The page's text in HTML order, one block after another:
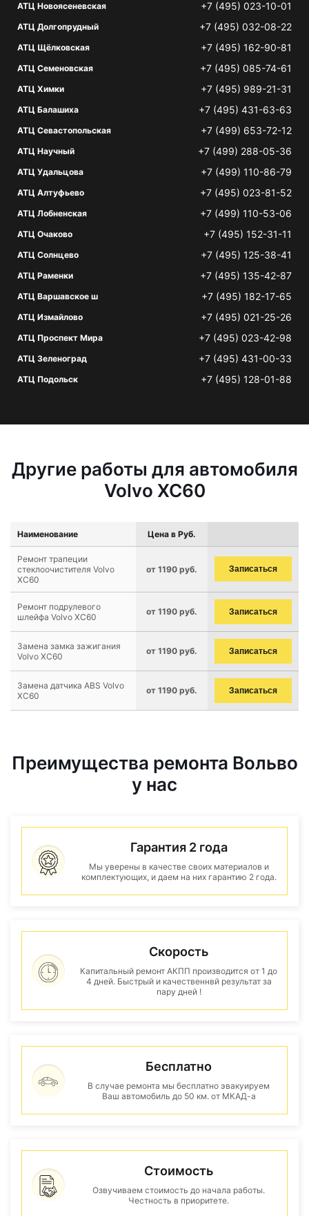
АТЦ Новоясеневская +7 (495) 023-10-01
АТЦ Долгопрудный +7 (495) 032-08-22
АТЦ Щёлковская +7 (495) 162-90-81
АТЦ Семеновская +7 (495) 085-74-61
АТЦ Химки +7 (495) 989-21-31
АТЦ Балашиха +7 (495) 431-63-63
АТЦ Севастопольская +7 (499) 653-72-12
АТЦ Научный +7 (499) 288-05-36
АТЦ Удальцова +7 (499) 110-86-79
АТЦ Алтуфьево +7 (495) 023-81-52
АТЦ Лобненская +7 (499) 110-53-06
АТЦ Очаково +7 (495) 152-31-11
АТЦ Солнцево +7 (495) 125-38-41
АТЦ Раменки +7 (495) 135-42-87
АТЦ Варшавское ш +7 (495) 182-17-65
АТЦ Измайлово +7 (495) 021-25-26
АТЦ Проспект Мира +7 (495) 023-42-98
АТЦ Зеленоград +7 (495) 431-00-33
АТЦ Подольск +7 (495) 128-01-88
Другие работы для автомобиля
Volvo XC60
Наименование Цена в Руб.
Ремонт трапеции
стеклоочистителя Volvo
XC60
от 1190 руб. Записаться
Ремонт подрулевого
шлейфа Volvo XC60
от 1190 руб. Записаться
Замена замка зажигания
Volvo XC60
от 1190 руб. Записаться
Замена датчика ABS Volvo
XC60
от 1190 руб. Записаться
Преимущества ремонта Вольво
у нас
Гарантия 2 года
Мы уверены в качестве своих материалов и
комплектующих, и даем на них гарантию 2 года.
Скорость
Капитальный ремонт АКПП производится от 1 до
4 дней. Быстрый и качественнвй результат за
пару дней !
Бесплатно
В случае ремонта мы бесплатно эвакуируем
Ваш автомобиль до 50 км. от МКАД-а
Стоимость
Озвучиваем стоимость до начала работы.
Честность в приоритете.